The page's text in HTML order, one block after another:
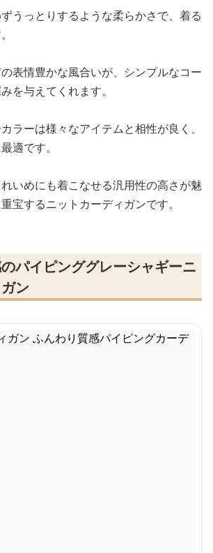
うっとりするような柔らかさで、着る
表情豊かな風合いが、シンプルなコー
を与えてくれます。
ラーは様々なアイテムと相性が良く、
適です。
いめにも着こなせる汎用性の高さが魅
宝するニットカーディガンです。
パイピンググレーシャギーニ
ン